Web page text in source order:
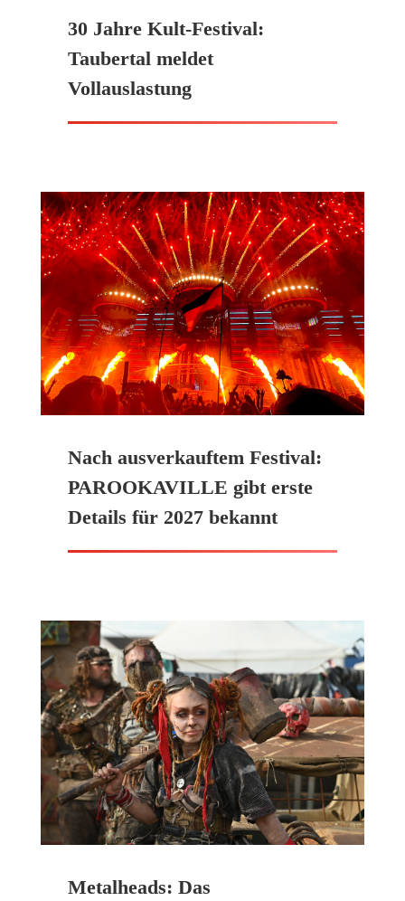
30 Jahre Kult-Festival:
Taubertal meldet
Vollauslastung
Nach ausverkauftem Festival:
PAROOKAVILLE gibt erste
Details für 2027 bekannt
Metalheads: Das